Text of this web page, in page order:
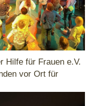
Hilfe für Frauen e.V.
vor Ort für